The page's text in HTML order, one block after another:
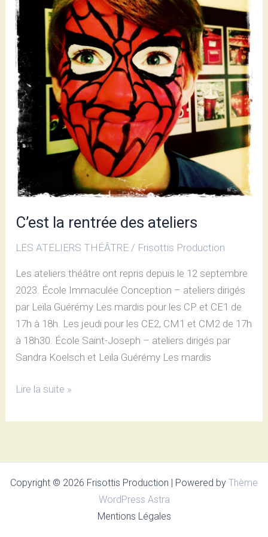
C’est la rentrée des ateliers
LES ATELIERS THÉÂTRE / Frisottis Production
Les ateliers théâtre ont repris depuis le 12 septembre
2023. École Immaculée Conception – ateliers dirigés
par Leïla Guérémy Les mardis pour les CP et CE1 de
17h à 18h. Les jeudi pour les CE2, CM1 et CM2 de 17h
à 18h30. École Saint-Joseph – ateliers dirigés par
Sandra Koelsch et Leïla Guérémy Les mardis
ateliers
Lire la suite »
Copyright © 2026 Frisottis Production | Powered by Thème
WordPress Astra
Mentions Légales